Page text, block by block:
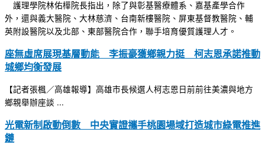
護理學院林佑樺院長指出，除了與彰基醫療體系、嘉基產學合作
外，還與義大醫院、大林慈濟、台南新樓醫院、屏東基督教醫院、輔
英附設醫院以及北部、東部醫院合作，聯手培育優質護理人才。
座無虛席展現基層動能 李振豪獲鄉親力挺 柯志恩承諾推動
城鄉均衡發展
【記者張楓／高雄報導】高雄市長候選人柯志恩日前前往美濃與地方
鄉親舉辦座談 ...
光電新制啟動倒數 中央實證攜手桃園場域打造城市綠電推進
鏈